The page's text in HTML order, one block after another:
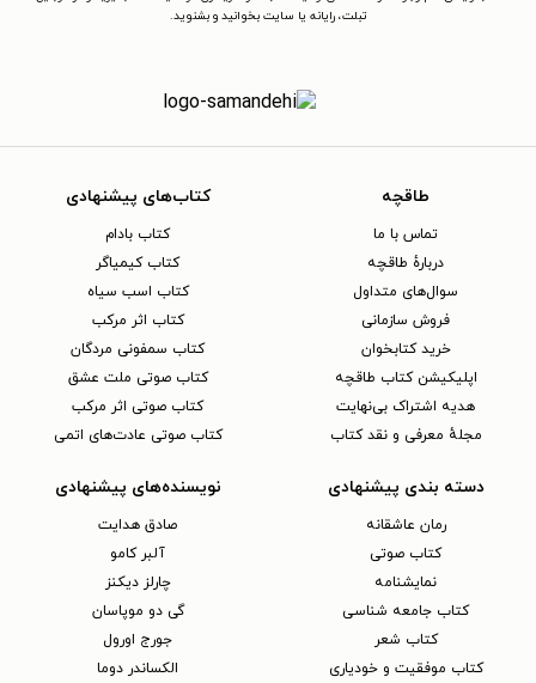
تبلت، رایانه یا سایت بخوانید و بشنوید.
طاقچه
تماس با ما
دربارهٔ طاقچه
سوال‌های متداول
فروش سازمانی
خرید کتابخوان
اپلیکیشن کتاب طاقچه
هدیه اشتراک بی‌نهایت
مجلهٔ معرفی و نقد کتاب
کتاب‌های پیشنهادی
کتاب بادام
کتاب کیمیاگر
کتاب اسب سیاه
کتاب اثر مرکب
کتاب سمفونی مردگان
کتاب صوتی ملت عشق
کتاب صوتی اثر مرکب
کتاب صوتی عادت‌های اتمی
دسته بندی پیشنهادی
رمان عاشقانه
کتاب‌ صوتی
نمایشنامه
کتاب جامعه شناسی
کتاب شعر
کتاب موفقیت و خودیاری
نویسنده‌های پیشنهادی
صادق هدایت
آلبر کامو
چارلز دیکنز
گی دو موپاسان
جورج اورول
الکساندر دوما